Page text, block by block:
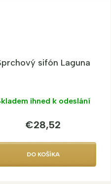
sifón Laguna
ihned k odeslání
€28,52
DO KOŠÍKA